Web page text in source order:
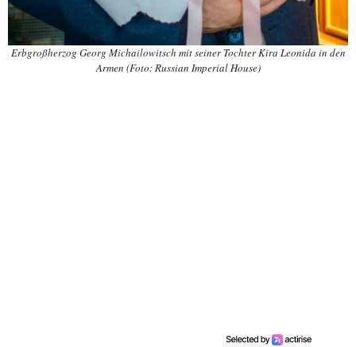
Erbgroßherzog Georg Michailowitsch mit seiner Tochter Kira Leonida in den
Armen (Foto: Russian Imperial House)